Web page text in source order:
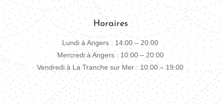
Horaires
Lundi à Angers : 14:00 – 20:00
Mercredi à Angers : 10:00 – 20:00
Vendredi à La Tranche sur Mer : 10:00 – 19:00